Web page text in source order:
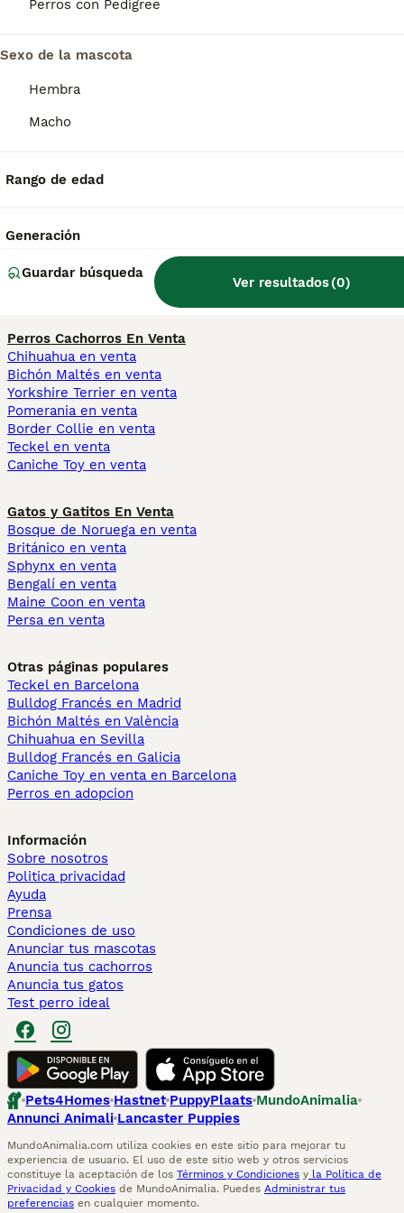
Perros con Pedigree
Sexo de la mascota
Hembra
Macho
Rango de edad
Generación
Guardar búsqueda
Ver resultados(0)
¿Cuánto cuesta un cachorro
de perro lapón finlandés?
buen perro de familia?
¿Qué tipo de raza es el Perro
finlandés de Laponia?
Perros Cachorros En Venta
Chihuahua en venta
Bichón Maltés en venta
Yorkshire Terrier en venta
Pomerania en venta
Border Collie en venta
Teckel en venta
Caniche Toy en venta
Gatos y Gatitos En Venta
Bosque de Noruega en venta
Británico en venta
Sphynx en venta
Bengalí en venta
Maine Coon en venta
Persa en venta
Otras páginas populares
Teckel en Barcelona
Bulldog Francés en Madrid
Bichón Maltés en València
Chihuahua en Sevilla
Bulldog Francés en Galicia
Caniche Toy en venta en Barcelona
Perros en adopcion
Información
Sobre nosotros
Politica privacidad
Ayuda
Prensa
Condiciones de uso
Anunciar tus mascotas
Anuncia tus cachorros
Anuncia tus gatos
Test perro ideal
Pets4Homes Hastnet PuppyPlaats MundoAnimalia
Annunci Animali Lancaster Puppies
MundoAnimalia.com utiliza cookies en este sitio para mejorar tu
experiencia de usuario. El uso de este sitio web y otros servicios
constituye la aceptación de los Términos y Condiciones y la Política de
Privacidad y Cookies de MundoAnimalia. Puedes Administrar tus
preferencias en cualquier momento.